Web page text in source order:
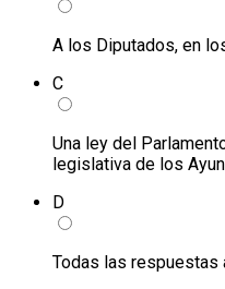
A los Diputados, en
C
Una ley del
legislativa de los
D
Todas las respuestas